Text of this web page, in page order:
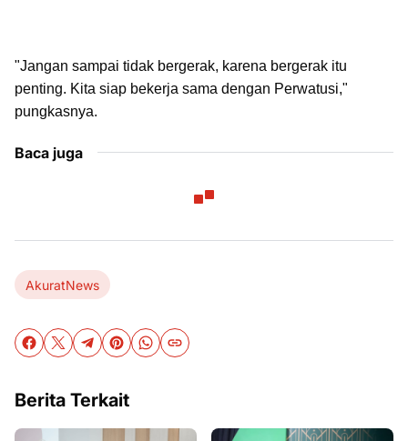
"Jangan sampai tidak bergerak, karena bergerak itu
penting. Kita siap bekerja sama dengan Perwatusi,"
pungkasnya.
Baca juga
AkuratNews
Berita Terkait